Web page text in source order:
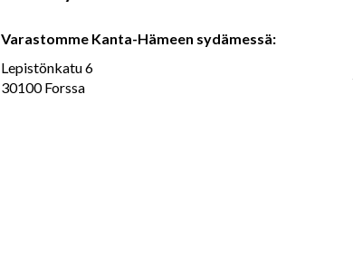
Varastomme Kanta-Hämeen sydämessä:
Lepistönkatu 6
30100 Forssa